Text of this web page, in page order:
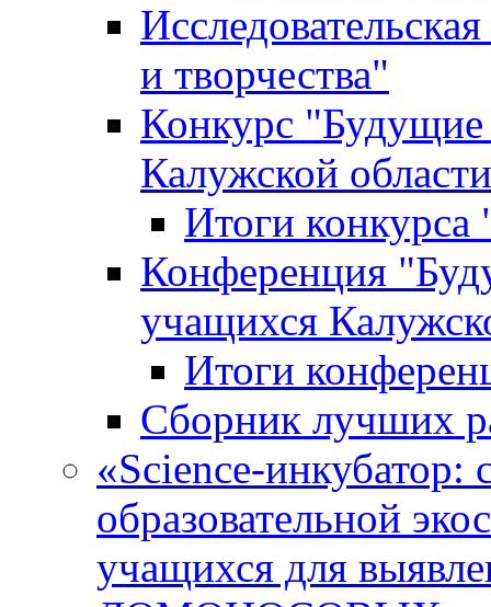
и творчества"
Конкурс
Калужской области
Итоги
Конференция
учащихся
Итоги
Сборник лучших
«Science-инкубатор:
образовательной
учащихся для